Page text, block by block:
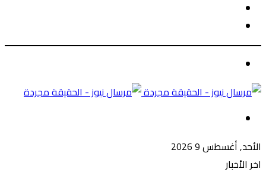
عن
الأحد, أغسطس 9 2026
اخر الأخبار